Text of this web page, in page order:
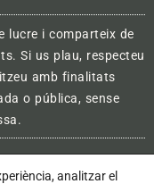
lucre i comparteix de
Si us plau, respecteu
amb finalitats
o pública, sense
analitzar el